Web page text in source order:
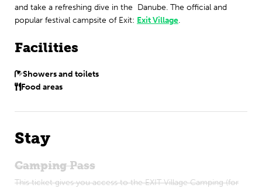
Experience
Contact
Dutch
and take a refreshing dive in the Danube. The official and
popular festival campsite of Exit: Exit Village.
Facilities
Showers and toilets
Food areas
Stay
Camping Pass
This ticket gives you access to the EXIT Village Camping (for